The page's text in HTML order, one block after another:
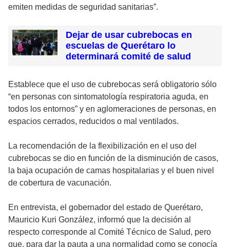
emiten medidas de seguridad sanitarias”.
Dejar de usar cubrebocas en
escuelas de Querétaro lo
determinará comité de salud
Establece que el uso de cubrebocas será obligatorio sólo
“en personas con sintomatología respiratoria aguda, en
todos los entornos” y en aglomeraciones de personas, en
espacios cerrados, reducidos o mal ventilados.
La recomendación de la flexibilización en el uso del
cubrebocas se dio en función de la disminución de casos,
la baja ocupación de camas hospitalarias y el buen nivel
de cobertura de vacunación.
En entrevista, el gobernador del estado de Querétaro,
Mauricio Kuri González, informó que la decisión al
respecto corresponde al Comité Técnico de Salud, pero
que, para dar la pauta a una normalidad como se conocía